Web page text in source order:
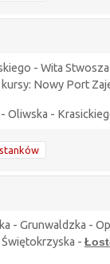
- Wita
Nowy Port
- Oliwska -
- Grunwaldzka -
-